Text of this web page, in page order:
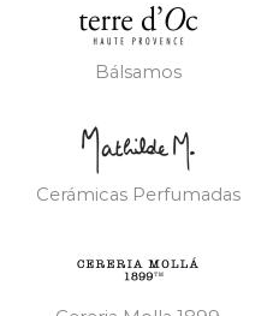
Bálsamos
Cerámicas Perfumadas